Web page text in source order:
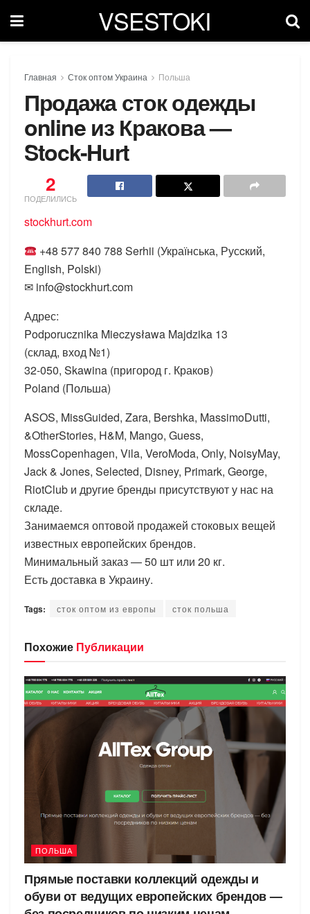
VSESTOKI
Главная Сток оптом Украина Польша
Продажа сток одежды
online из Кракова —
Stock-Hurt
2
ПОДЕЛИЛИСЬ
stockhurt.com
+48 577 840 788 Serhii (Українська, Русcкий,
English, Polski)
✉ info@stockhurt.com
Адрес:
Podporucznika Mieczysława Majdzika 13
(склад, вход №1)
32-050, Skawina (пригород г. Краков)
Poland (Польша)
ASOS, MissGuided, Zara, Bershka, MassimoDutti,
&OtherStories, H&M, Mango, Guess,
MossCopenhagen, Vila, VeroModa, Only, NoisyMay,
Jack & Jones, Selected, Disney, Primark, George,
RiotClub и другие бренды присутствуют у нас на
складе.
Занимаемся оптовой продажей стоковых вещей
известных европейских брендов.
Минимальный заказ — 50 шт или 20 кг.
Есть доставка в Украину.
Tags: сток оптом из европы сток польша
Похожие Публикации
ПОЛЬША
Прямые поставки коллекций одежды и
обуви от ведущих европейских брендов —